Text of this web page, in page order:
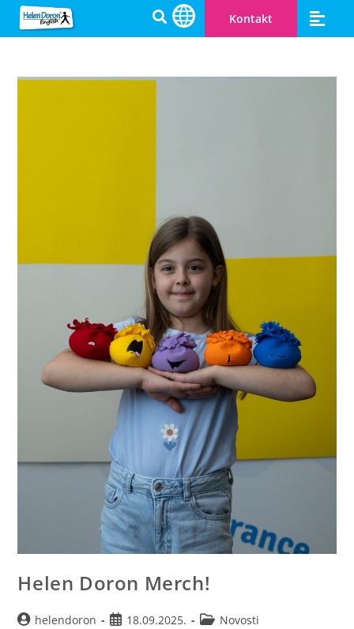
Kontakt
Helen Doron Merch!
helendoron 18.09.2025. Novosti